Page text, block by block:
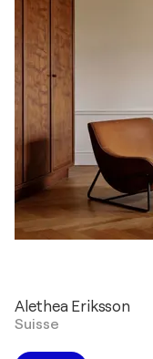
Alethea Eriksson
Suisse